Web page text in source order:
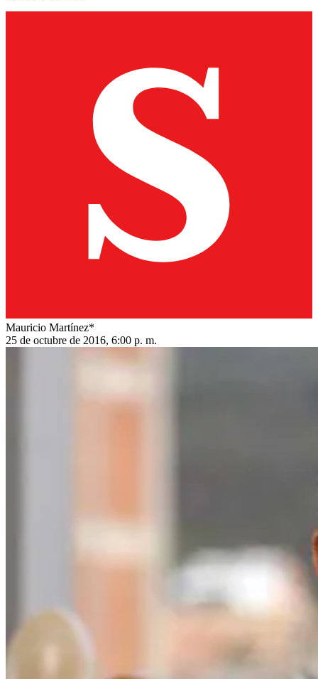
Mauricio Martínez*
25 de octubre de 2016, 6:00 p. m.